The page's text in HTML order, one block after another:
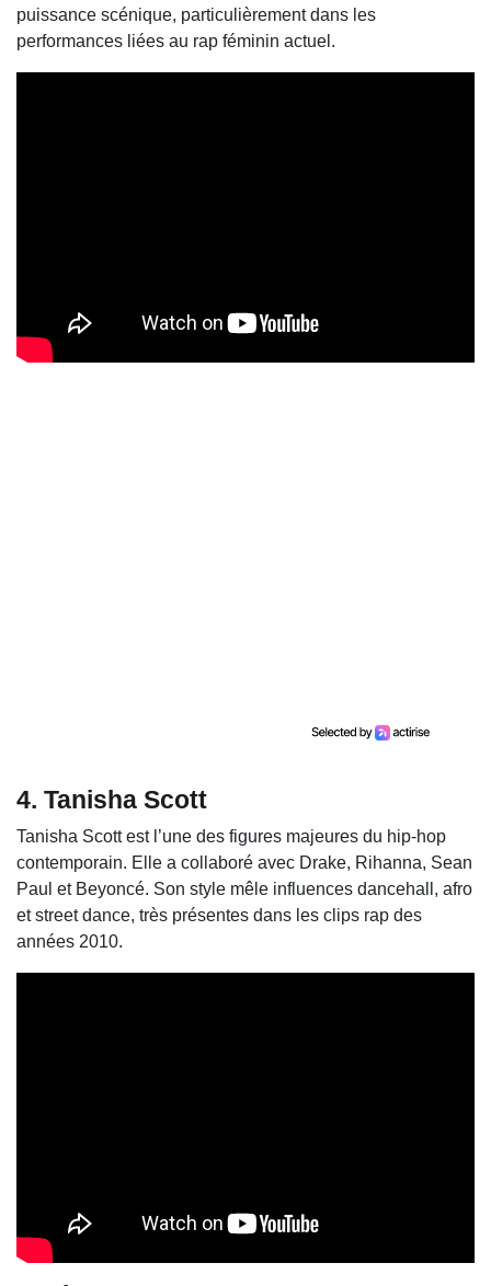
puissance scénique, particulièrement dans les
performances liées au rap féminin actuel.
4. Tanisha Scott
Tanisha Scott est l’une des figures majeures du hip-hop
contemporain. Elle a collaboré avec Drake, Rihanna, Sean
Paul et Beyoncé. Son style mêle influences dancehall, afro
et street dance, très présentes dans les clips rap des
années 2010.